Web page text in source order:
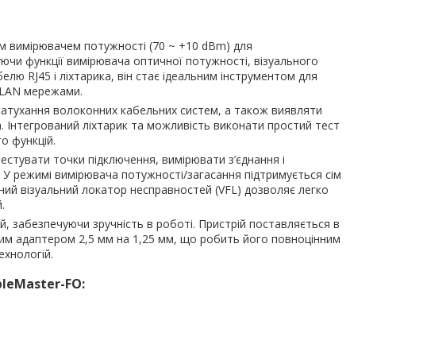
вимірювачем потужності (70 ~ +10 dBm) для
функції вимірювача оптичної потужності, візуального
RJ45 і ліхтарика, він стає ідеальним інструментом для
мережами.
волоконних кабельних систем, а також виявляти
ліхтарик та можливість виконати простий тест
функцій.
точки підключення, вимірювати з’єднання і
режимі вимірювача потужності/загасання підтримується сім
візуальний локатор несправностей (VFL) дозволяє легко
забезпечуючи зручність в роботі. Пристрій поставляється в
адаптером 2,5 мм на 1,25 мм, що робить його повноцінним
FO: